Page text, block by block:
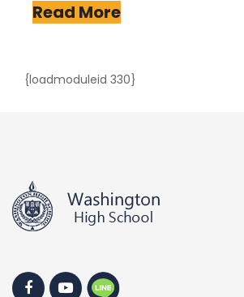
Read More
{loadmoduleid 330}